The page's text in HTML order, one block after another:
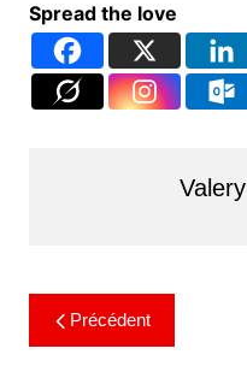
Spread the love
Valery
Précédent